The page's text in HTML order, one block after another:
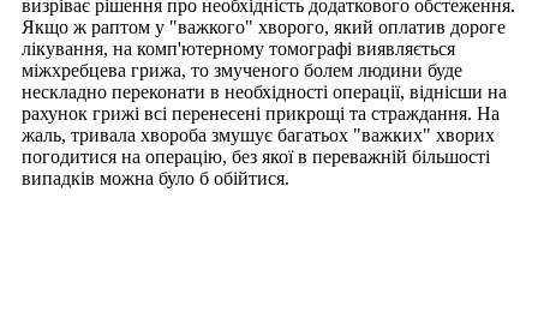
визріває рішення про необхідність додаткового обстеження.
Якщо ж раптом у "важкого" хворого, який оплатив дороге
лікування, на комп'ютерному томографі виявляється
міжхребцева грижа, то змученого болем людини буде
нескладно переконати в необхідності операції, віднісши на
рахунок грижі всі перенесені прикрощі та страждання. На
жаль, тривала хвороба змушує багатьох "важких" хворих
погодитися на операцію, без якої в переважній більшості
випадків можна було б обійтися.